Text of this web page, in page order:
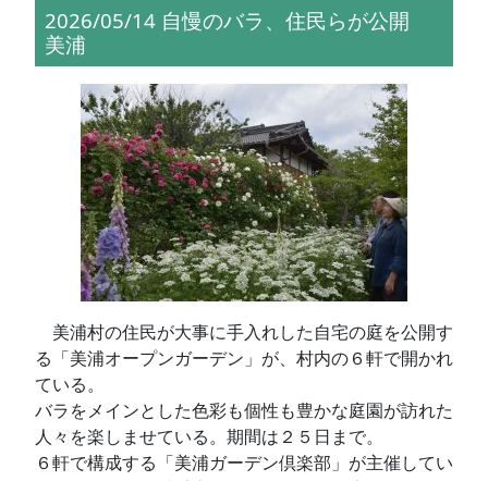
2026/05/14 自慢のバラ、住民らが公開
美浦
美浦村の住民が大事に手入れした自宅の庭を公開す
る「美浦オープンガーデン」が、村内の６軒で開かれ
ている。
バラをメインとした色彩も個性も豊かな庭園が訪れた
人々を楽しませている。期間は２５日まで。
６軒で構成する「美浦ガーデン倶楽部」が主催してい